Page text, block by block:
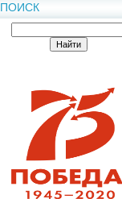
ПОИСК